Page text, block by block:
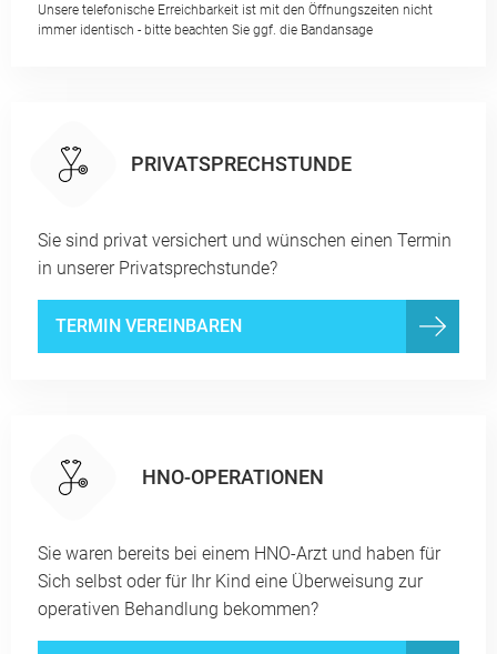
Unsere telefonische Erreichbarkeit ist mit den Öffnungszeiten nicht
immer identisch - bitte beachten Sie ggf. die Bandansage
PRIVATSPRECHSTUNDE
Sie sind privat versichert und wünschen einen Termin
in unserer Privatsprechstunde?
TERMIN VEREINBAREN
HNO-OPERATIONEN
Sie waren bereits bei einem HNO-Arzt und haben für
Sich selbst oder für Ihr Kind eine Überweisung zur
operativen Behandlung bekommen?